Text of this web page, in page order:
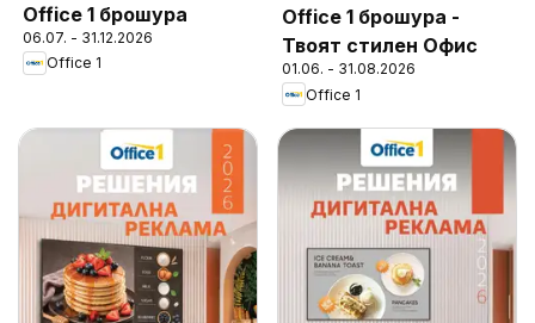
Office 1 брошура
06.07. - 31.12.2026
Office 1
Office 1 брошура -
Твоят стилен Офис
01.06. - 31.08.2026
Office 1